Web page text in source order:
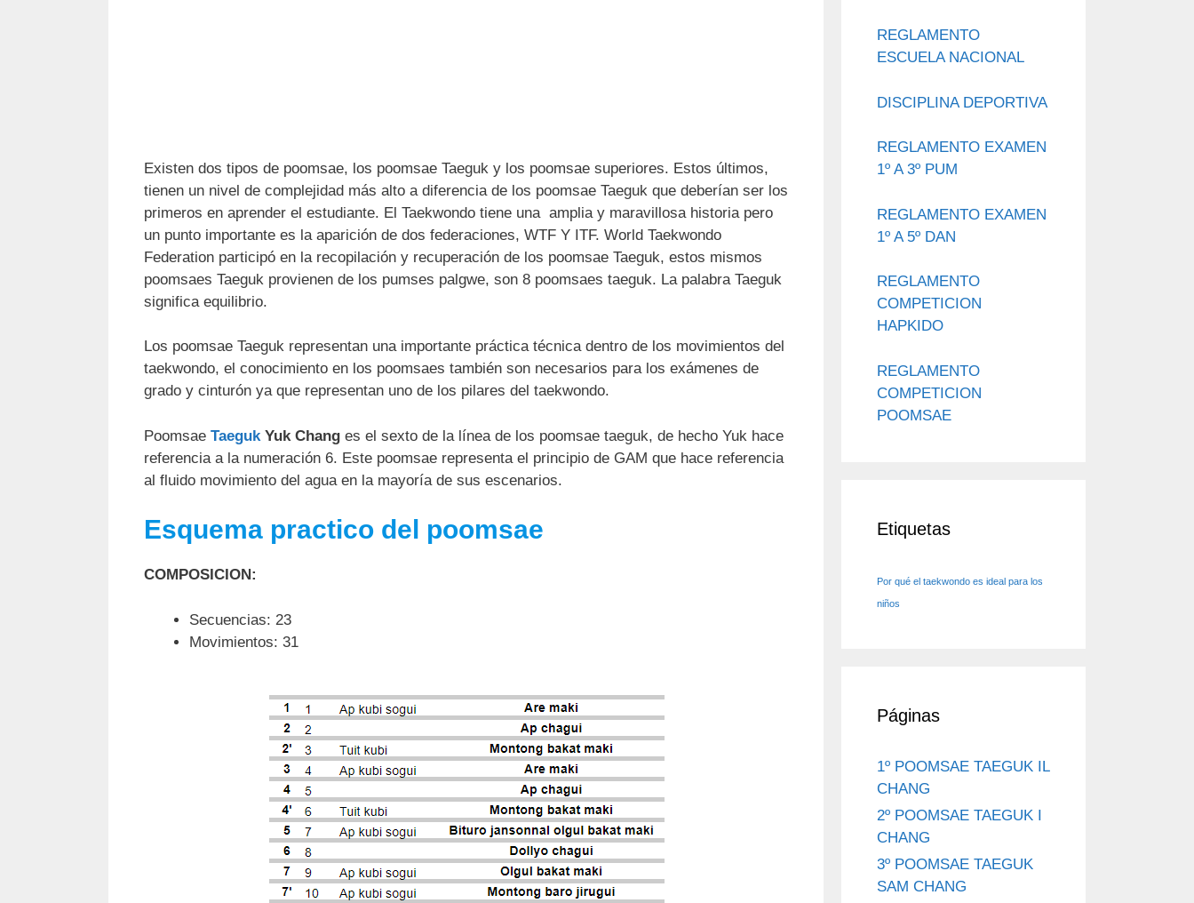
Existen dos tipos de poomsae, los poomsae Taeguk y los poomsae superiores. Estos últimos,
tienen un nivel de complejidad más alto a diferencia de los poomsae Taeguk que deberían ser los
primeros en aprender el estudiante. El Taekwondo tiene una amplia y maravillosa historia pero
un punto importante es la aparición de dos federaciones, WTF Y ITF. World Taekwondo
Federation participó en la recopilación y recuperación de los poomsae Taeguk, estos mismos
poomsaes Taeguk provienen de los pumses palgwe, son 8 poomsaes taeguk. La palabra Taeguk
significa equilibrio.
Los poomsae Taeguk representan una importante práctica técnica dentro de los movimientos del
taekwondo, el conocimiento en los poomsaes también son necesarios para los exámenes de
grado y cinturón ya que representan uno de los pilares del taekwondo.
Poomsae Taeguk Yuk Chang es el sexto de la línea de los poomsae taeguk, de hecho Yuk hace
referencia a la numeración 6. Este poomsae representa el principio de GAM que hace referencia
al fluido movimiento del agua en la mayoría de sus escenarios.
Esquema practico del poomsae
COMPOSICION:
Secuencias: 23
Movimientos: 31
REGLAMENTO
ESCUELA NACIONAL
DISCIPLINA DEPORTIVA
REGLAMENTO EXAMEN
1º A 3º PUM
REGLAMENTO EXAMEN
1º A 5º DAN
REGLAMENTO
COMPETICION
HAPKIDO
REGLAMENTO
COMPETICION
POOMSAE
Etiquetas
Por qué el taekwondo es ideal para los
niños
Páginas
1º POOMSAE TAEGUK IL
CHANG
2º POOMSAE TAEGUK I
CHANG
3º POOMSAE TAEGUK
SAM CHANG